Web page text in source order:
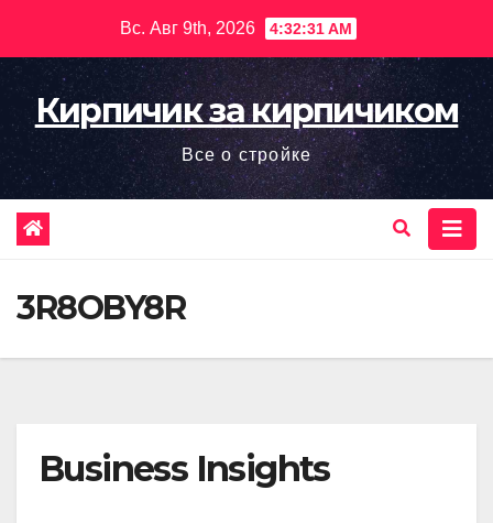
содержимому
Вс. Авг 9th, 2026 4:32:32 AM
Кирпичик за кирпичиком
Все о стройке
3R8OBY8R
Business Insights